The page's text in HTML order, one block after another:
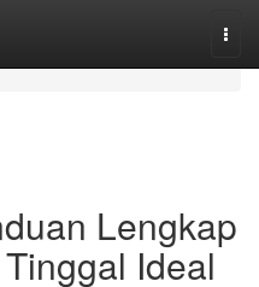
Lengkap
Ideal